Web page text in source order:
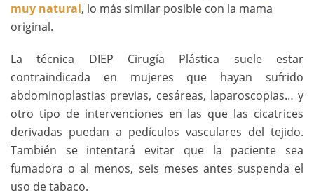
muy natural, lo más similar posible con la mama
original.
La técnica DIEP Cirugía Plástica suele estar
contraindicada en mujeres que hayan sufrido
abdominoplastias previas, cesáreas, laparoscopias… y
otro tipo de intervenciones en las que las cicatrices
derivadas puedan a pedículos vasculares del tejido.
También se intentará evitar que la paciente sea
fumadora o al menos, seis meses antes suspenda el
uso de tabaco.